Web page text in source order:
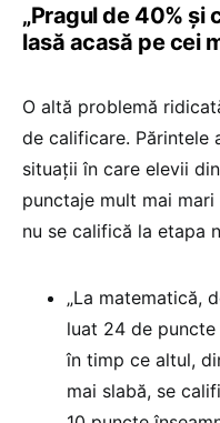
„Pragul de 40% și
lasă acasă pe cei
O altă problemă
de calificare. Părintele
situații în care elevii
punctaje mult mai
nu se califică la etapa
„La matematică,
luat 24 de
în timp ce altul,
mai slabă, se